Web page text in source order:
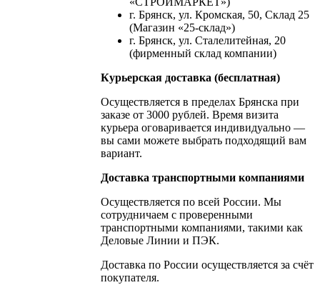
г. Брянск, ул. Кромская, 50, Склад 25
(Магазин «25-склад»)
г. Брянск, ул. Сталелитейная, 20
(фирменный склад компании)
Курьерская доставка (бесплатная)
Осуществляется в пределах Брянска при
заказе от 3000 рублей. Время визита
курьера оговаривается индивидуально —
вы сами можете выбрать подходящий вам
вариант.
Доставка транспортными компаниями
Осуществляется по всей России. Мы
сотрудничаем с проверенными
транспортными компаниями, такими как
Деловые Линии и ПЭК.
Доставка по России осуществляется за счёт
покупателя.